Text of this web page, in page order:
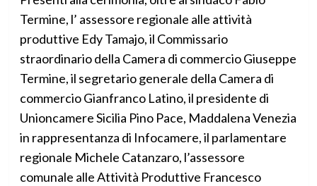
Termine, l’ assessore regionale alle attività
produttive Edy Tamajo, il Commissario
straordinario della Camera di commercio Giuseppe
Termine, il segretario generale della Camera di
commercio Gianfranco Latino, il presidente di
Unioncamere Sicilia Pino Pace, Maddalena Venezia
in rappresentanza di Infocamere, il parlamentare
regionale Michele Catanzaro, l’assessore
comunale alle Attività Produttive Francesco